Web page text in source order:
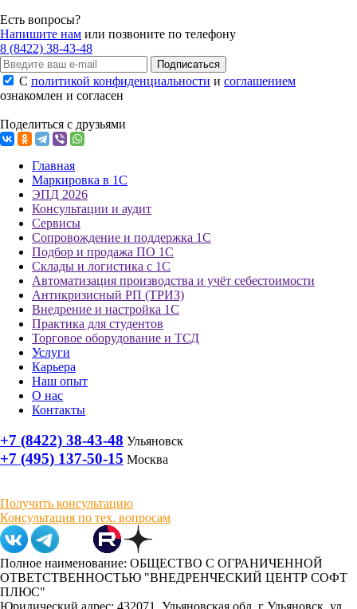
Есть вопросы?
Напишите нам или позвоните по телефону
8 (8422) 38-43-48
Подписаться
С политикой конфиденциальности и соглашением
ознакомлен и согласен
Поделиться с друзьями
Главная
Маркировка в 1С
ЭПД 2026
Консультации и аудит
Сервисы
Сопровождение и поддержка 1С
Подбор и продажа ПО 1С
Склады и логистика с 1С
Автоматизация производства и учёт себестоимости
Антикризисный РП (ТРИЗ)
Внедрение и настройка 1С
Практика для студентов
Торговое оборудование и ТСД
Услуги
Карьера
Наш опыт
О нас
Контакты
+7 (8422) 38-43-48 Ульяновск
+7 (495) 137-50-15 Москва
Получить консультацию
Консультация по тех. вопросам
Полное наименование: ОБЩЕСТВО С ОГРАНИЧЕННОЙ
ОТВЕТСТВЕННОСТЬЮ "ВНЕДРЕНЧЕСКИЙ ЦЕНТР СОФТ
ПЛЮС"
Юридический адрес: 432071, Ульяновская обл, г Ульяновск, ул